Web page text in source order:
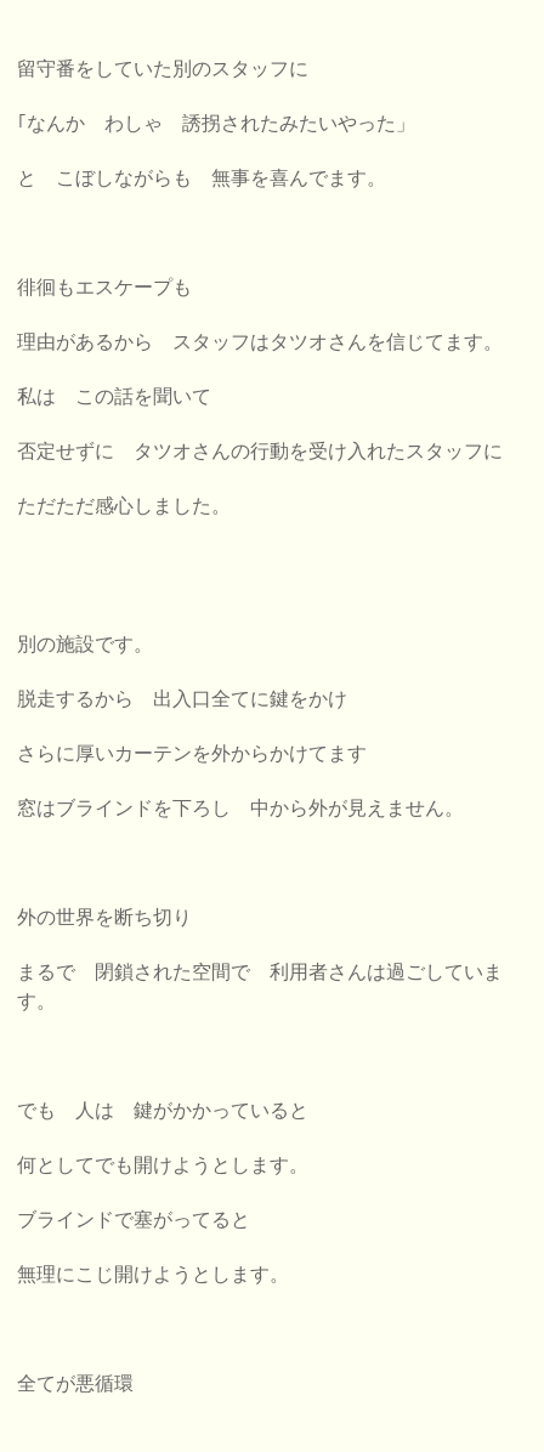
留守番をしていた別のスタッフに
｢なんか わしゃ 誘拐されたみたいやった」
と こぼしながらも 無事を喜んでます。
徘徊もエスケープも
理由があるから スタッフはタツオさんを信じてます。
私は この話を聞いて
否定せずに タツオさんの行動を受け入れたスタッフに
ただただ感心しました。
別の施設です。
脱走するから 出入口全てに鍵をかけ
さらに厚いカーテンを外からかけてます
窓はブラインドを下ろし 中から外が見えません。
外の世界を断ち切り
まるで 閉鎖された空間で 利用者さんは過ごしていま
す。
でも 人は 鍵がかかっていると
何としてでも開けようとします。
ブラインドで塞がってると
無理にこじ開けようとします。
全てが悪循環